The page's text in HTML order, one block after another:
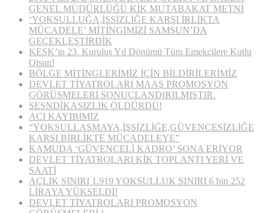
GENEL MÜDÜRLÜĞÜ KİK MUTABAKAT METNİ
‘YOKSULLUĞA,İŞSİZLİĞE KARŞI İRLİKTA
MÜCADELE’ MİTİNGİMİZİ SAMSUN’DA
GEÇEKLEŞTİRDİK
KESK’in 23. Kuruluş Yıl Dönümü Tüm Emekçilere Kutlu
Olsun!
BÖLGE MİTİNGLERİMİZ İÇİN BİLDİRİLERİMİZ
DEVLET TİYATROLARI MAAŞ PROMOSYON
GÖRÜŞMELERİ SONUÇLANDIRILMIŞTIR.
SESNDİKASIZLIK ÖLDÜRDÜ!
ACI KAYIBIMIZ
“YOKSULLAŞMAYA,İŞSİZLİĞE,GÜVENCESİZLİĞE
KARŞI BİRLİKTE MÜCADELEYE”
KAMUDA ‘GÜVENCELİ KADRO’ SONA ERİYOR
DEVLET TİYATROLARI KİK TOPLANTI YERİ VE
SAATİ
AÇLIK SINIRI 1.919 YOKSULLUK SINIRI 6 bin 252
LİRAYA YÜKSELDİ!
DEVLET TİYATROLARI PROMOSYON